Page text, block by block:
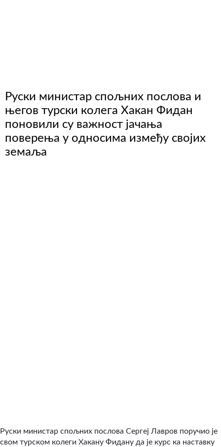
Руски министар спољних послова и
његов турски колега Хакан Фидан
поновили су важност јачања
поверења у односима између својих
земаља
Руски министар спољних послова Сергеј Лавров поручио је
свом турском колеги Хакану Фидану да је курс ка наставку